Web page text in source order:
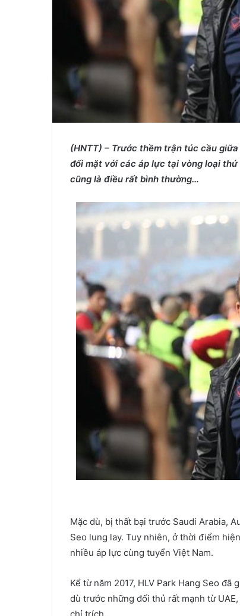
(HNTT) – Trước thềm trận túc cầu
đối mặt với các áp lực tại vòng loại
cũng là điều rất bình thường…
Mặc dù, bị thất bại trước Saudi Arabia,
Seo lung lay. Tuy nhiên, ở thời điểm
nhiều áp lực cùng tuyển Việt Nam.
Kể từ năm 2017, HLV Park Hang Seo
dù trước những đối thủ rất mạnh từ
chỉ trích.